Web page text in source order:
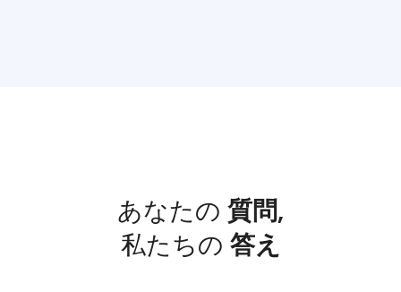
あなたの 質問,
私たちの 答え